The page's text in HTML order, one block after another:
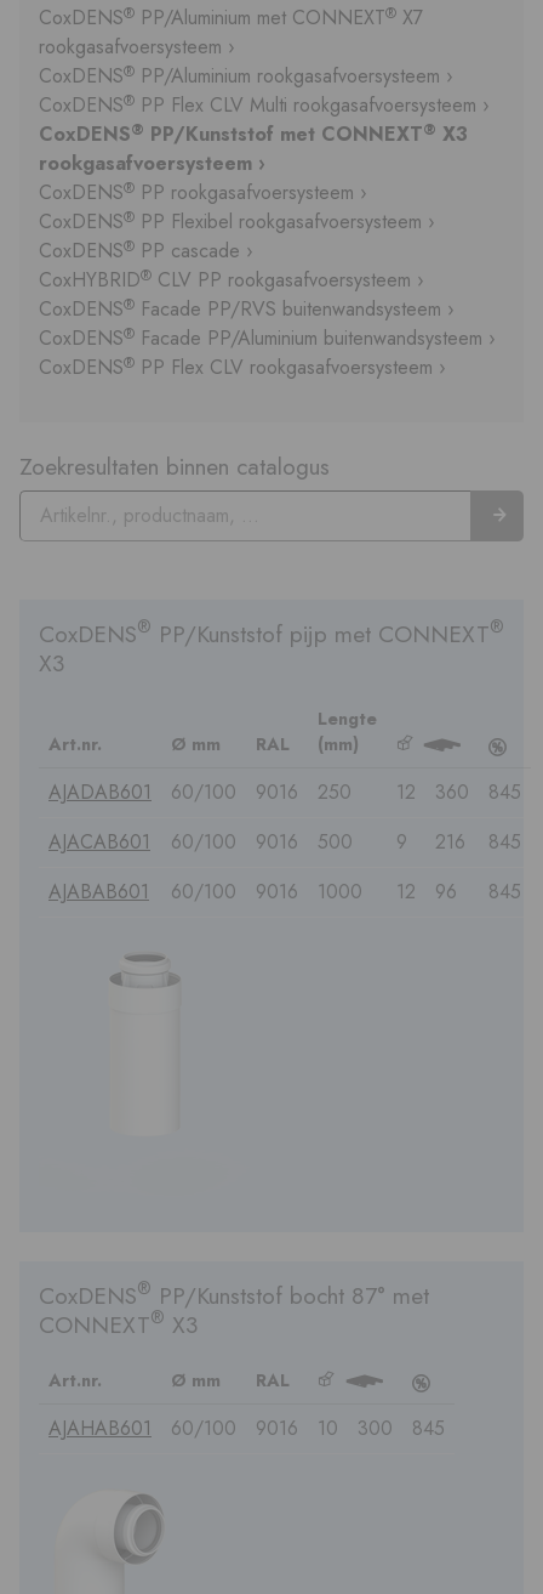
CoxDENS® PP/Aluminium met CONNEXT® X7
rookgasafvoersysteem ›
CoxDENS® PP/Aluminium rookgasafvoersysteem ›
CoxDENS® PP Flex CLV Multi rookgasafvoersysteem ›
CoxDENS® PP/Kunststof met CONNEXT® X3
rookgasafvoersysteem ›
CoxDENS® PP rookgasafvoersysteem ›
CoxDENS® PP Flexibel rookgasafvoersysteem ›
CoxDENS® PP cascade ›
CoxHYBRID® CLV PP rookgasafvoersysteem ›
CoxDENS® Facade PP/RVS buitenwandsysteem ›
CoxDENS® Facade PP/Aluminium buitenwandsysteem ›
CoxDENS® PP Flex CLV rookgasafvoersysteem ›
Zoekresultaten binnen catalogus
CoxDENS® PP/Kunststof pijp met CONNEXT®
X3
Art.nr. Ø mm RAL
Lengte
(mm)
b 3 c
AJADAB601 60/100 9016 250 12 360
845
AJACAB601
60/100 9016 500 9 216
845
AJABAB601
60/100 9016 1000 12 96 845
CoxDENS® PP/Kunststof bocht 87° met
CONNEXT® X3
Art.nr. Ø mm RAL b 3 c
AJAHAB601 60/100 9016 10 300 845